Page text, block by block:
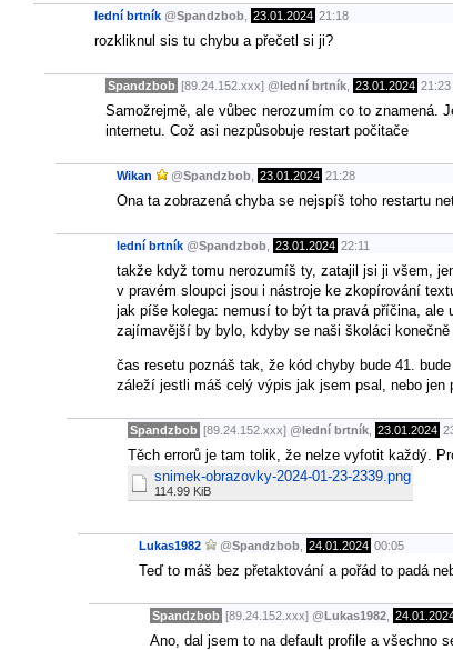
lední brtník @Spandzbob 23.01.2024 21:18
rozkliknul sis tu chybu a přečetl si ji?
Spandzbob [89.24.152.xxx] @ lední brtník 23.01.2024 21:23
Samožrejmě, ale vůbec nerozumím co to znamená.
internetu. Což asi nezpůsobuje restart počitače
Wikan @Spandzbob 23.01.2024 21:28
Ona ta zobrazená chyba se nejspíš toho restartu
lední brtník @Spandzbob 23.01.2024 22:11
takže když tomu nerozumíš ty, zatajil jsi ji všem,
v pravém sloupci jsou i nástroje ke zkopírování
jak píše kolega: nemusí to být ta pravá příčina, ale
zajímavější by bylo, kdyby se naši školáci
čas resetu poznáš tak, že kód chyby bude 41.
záleží jestli máš celý výpis jak jsem psal, nebo jen
Spandzbob [89.24.152.xxx] @ lední brtník 23.01.2024
Těch errorů je tam tolik, že nelze vyfotit každý.
snimek-obrazovky-2024-01-23-2339.png
114.99 KiB
Lukas1982 @Spandzbob 24.01.2024 00:05
Teď to máš bez přetaktování a pořád to padá
Spandzbob [89.24.152.xxx] @ Lukas1982
Ano, dal jsem to na default profile a všechno